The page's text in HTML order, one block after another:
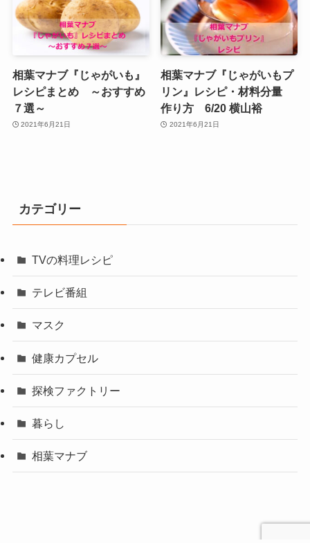
相葉マナブ『じゃがいも』
レシピまとめ ～おすすめ
７選～
2021年6月21日
相葉マナブ『じゃがいもプ
リン』レシピ・材料分量
作り方 6/20 横山裕
2021年6月21日
カテゴリー
TVの料理レシピ
テレビ番組
マスク
健康カプセル
探検ファクトリー
暮らし
相葉マナブ